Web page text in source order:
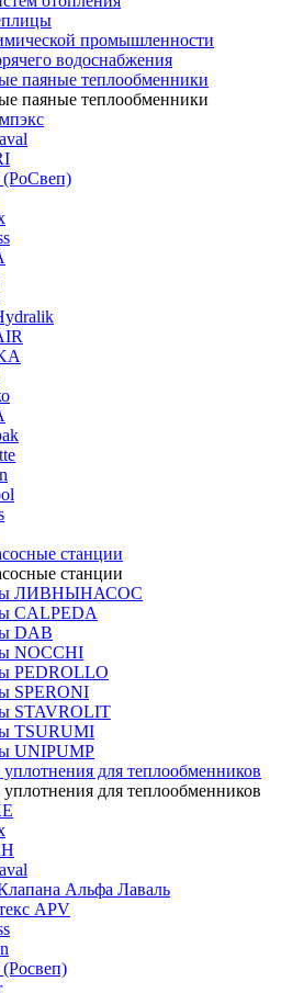
промышленности
водоснабжения
паяные теплообменники
паяные теплообменники
(РоСвеп)
станции
станции
ЛИВНЫНАСОС
CALPEDA
DAB
NOCCHI
PEDROLLO
SPERONI
STAVROLIT
TSURUMI
UNIPUMP
для теплообменников
для теплообменников
Альфа Лаваль
APV
(Росвеп)